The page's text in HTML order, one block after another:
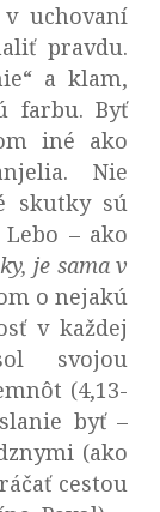
uchovaní
pravdu.
a klam,
farbu. Byť
iné ako
Nie
skutky sú
– ako
je sama v
o nejakú
v každej
svojou
(4,13-
byť –
(ako
cestou